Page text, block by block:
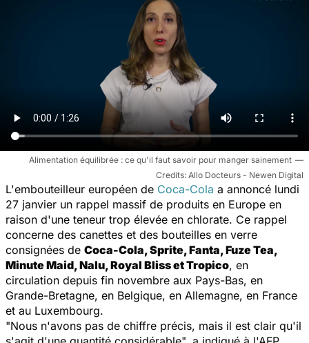
Alimentation équilibrée : ce qu'il faut savoir pour manger sainement
Allo Docteurs - Newen Digital
L'embouteilleur européen de Coca-Cola a annoncé lundi
27 janvier un rappel massif de produits en Europe en
raison d'une teneur trop élevée en chlorate. Ce rappel
concerne des canettes et des bouteilles en verre
consignées de Coca-Cola, Sprite, Fanta, Fuze Tea,
Minute Maid, Nalu, Royal Bliss et Tropico, en
circulation depuis fin novembre aux Pays-Bas, en
Grande-Bretagne, en Belgique, en Allemagne, en France
et au Luxembourg.
"Nous n'avons pas de chiffre précis, mais il est clair qu'il